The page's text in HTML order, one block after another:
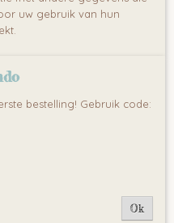
dagelijks gebruik met
eenvoudig en veilig
: gemakkelijk om te
de onderste pootdelen te
(22?cm, 24?cm, 27?
uw gebruik van hun
bestelling! Gebruik code:
Ok